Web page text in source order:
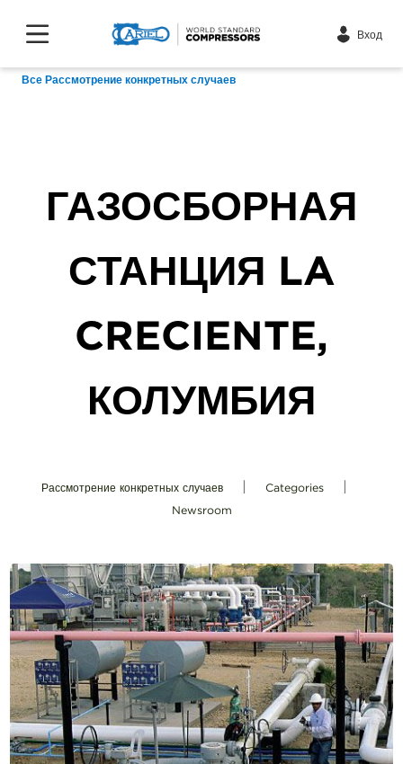
Вход
Все Рассмотрение конкретных случаев
ГАЗОСБОРНАЯ
СТАНЦИЯ LA
CRECIENTE,
КОЛУМБИЯ
Рассмотрение конкретных случаев | Categories |
Newsroom